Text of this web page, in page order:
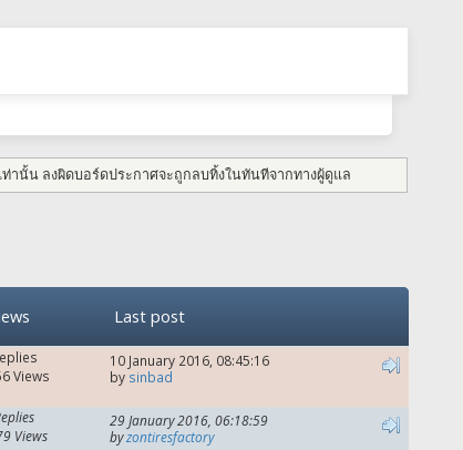
นั้น ลงผิดบอร์ดประกาศจะถูกลบทิ้งในทันทีจากทางผู้ดูแล
Last post
Views
10 January 2016, 08:45:16
by sinbad
Views
29 January 2016, 06:18:59
byzontiresfactory